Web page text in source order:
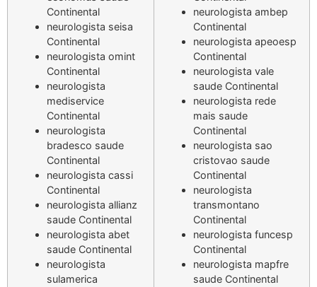
Continental
neurologista seisa
Continental
neurologista omint
Continental
neurologista
mediservice
Continental
neurologista
bradesco saude
Continental
neurologista cassi
Continental
neurologista allianz
saude Continental
neurologista abet
saude Continental
neurologista
sulamerica
neurologista ambep
Continental
neurologista apeoesp
Continental
neurologista vale
saude Continental
neurologista rede
mais saude
Continental
neurologista sao
cristovao saude
Continental
neurologista
transmontano
Continental
neurologista funcesp
Continental
neurologista mapfre
saude Continental